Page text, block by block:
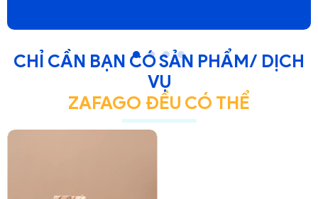
CHỈ CẦN BẠN CÓ SẢN PHẨM/ DỊCH
VỤ
ZAFAGO ĐỀU CÓ THỂ